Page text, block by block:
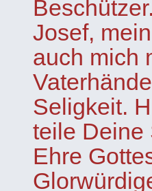
Josef,
auch mich
Seligkeit.
teile Deine
Ehre